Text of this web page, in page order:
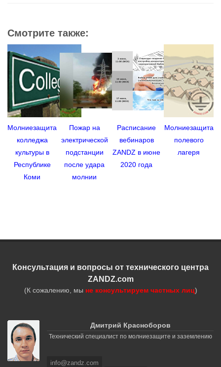
Смотрите также:
Молниезащита
колледжа
культуры в
Республике
Коми
Пожар на
электрической
подстанции
после удара
молнии
Расписание
вебинаров
ZANDZ в июне
2020 года
Молниезащита
полевого
лагеря
Консультация и вопросы от технического центра
ZANDZ.com
(К сожалению, мы не консультируем частных лиц)
Дмитрий Красноборов
Технический специалист по молниезащите и заземлению
info@zandz.com